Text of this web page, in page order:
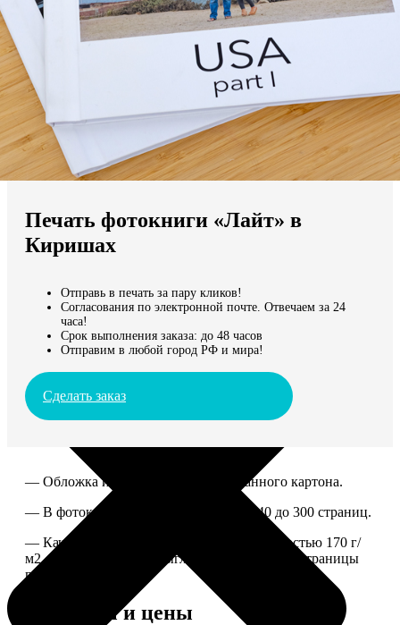
Мы доставляем по всему миру
Продолжить без города
Печать фотокниги «Лайт» в
Киришах
Отправь в печать за пару кликов!
Согласования по электронной почте. Отвечаем за 24
часа!
Срок выполнения заказа: до 48 часов
Отправим в любой город РФ и мира!
Сделать заказ
— Обложка из твердого ламинированного картона.
— В фотокниге можно разместить от 40 до 300 страниц.
— Качественная мелованная бумага плотностью 170 г/
м2, то есть страницы выглядят, как плотные страницы
глянцевого журнала.
Форматы и цены